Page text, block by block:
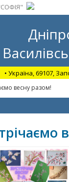
• Україна, 69107,
весну разом!